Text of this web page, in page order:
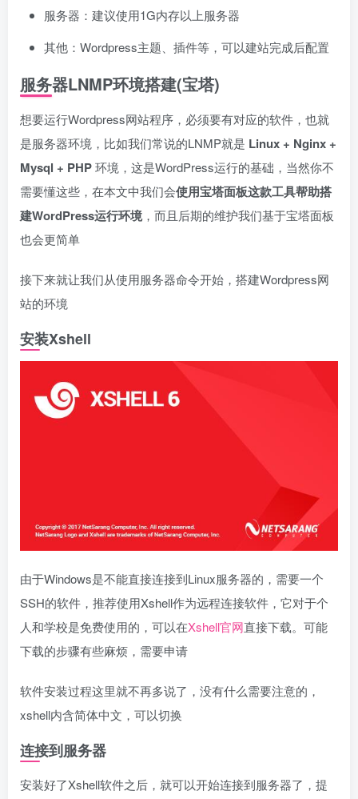
服务器：建议使用1G内存以上服务器
其他：Wordpress主题、插件等，可以建站完成后配置
服务器LNMP环境搭建(宝塔)
想要运行Wordpress网站程序，必须要有对应的软件，也就
是服务器环境，比如我们常说的LNMP就是 Linux + Nginx +
Mysql + PHP环境，这是WordPress运行的基础，当然你不
需要懂这些，在本文中我们会使用宝塔面板这款工具帮助搭
建WordPress运行环境，而且后期的维护我们基于宝塔面板
也会更简单
接下来就让我们从使用服务器命令开始，搭建Wordpress网
站的环境
安装Xshell
由于Windows是不能直接连接到Linux服务器的，需要一个
SSH的软件，推荐使用Xshell作为远程连接软件，它对于个
人和学校是免费使用的，可以在Xshell官网直接下载。可能
下载的步骤有些麻烦，需要申请
软件安装过程这里就不再多说了，没有什么需要注意的，
xshell内含简体中文，可以切换
连接到服务器
安装好了Xshell软件之后，就可以开始连接到服务器了，提